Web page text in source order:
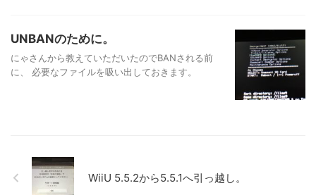
UNBANのために。
にゃさんから教えていただいたのでBANされる前
に、 必要なファイルを吸い出しておきます。
WiiU 5.5.2から5.5.1へ引っ越し。